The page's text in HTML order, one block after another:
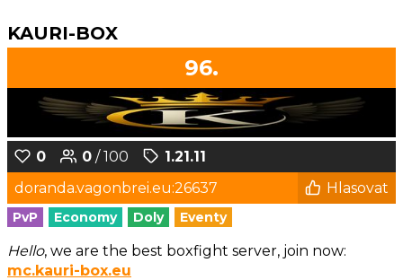
KAURI-BOX
96.
0 0 / 100
1.21.11
doranda.vagonbrei.eu:26637
Hlasovat
PvP Economy Doly Eventy
Hello, we are the best boxfight server, join now:
mc.kauri-box.eu